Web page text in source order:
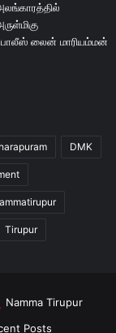
DMK
Tirupur
Namma Tirupur
Posts